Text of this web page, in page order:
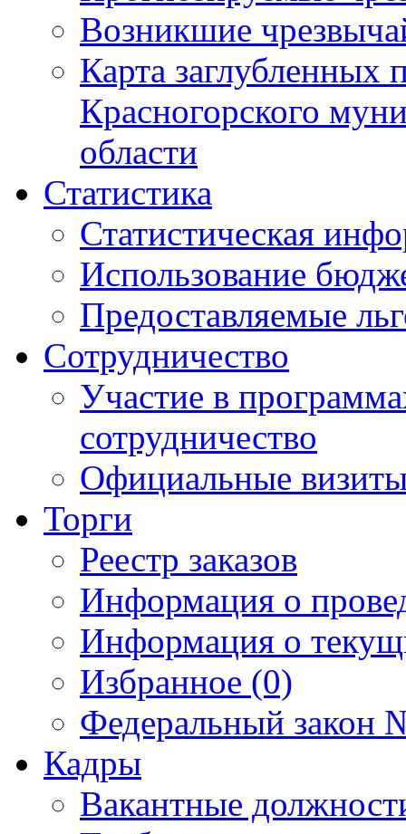
Возникшие
Карта
Красногорского
области
Статистика
Статистическая
Использование
Предоставляемые
Сотрудничество
Участие в
сотрудничество
Официальные
Торги
Реестр заказов
Информация о
Информация о
Избранное (0)
Федеральный закон
Кадры
Вакантные